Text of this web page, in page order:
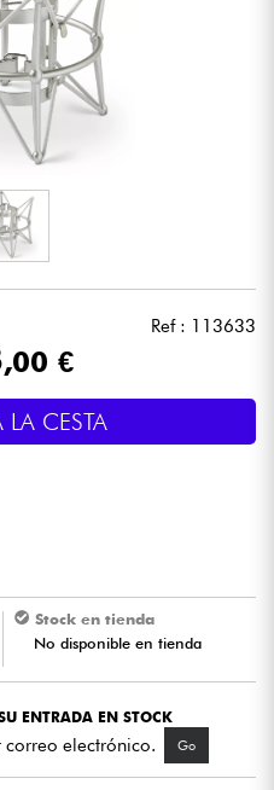
Ref : 113633
,00 €
CESTA
Stock en tienda
No disponible en tienda
ENTRADA EN STOCK
electrónico. Go